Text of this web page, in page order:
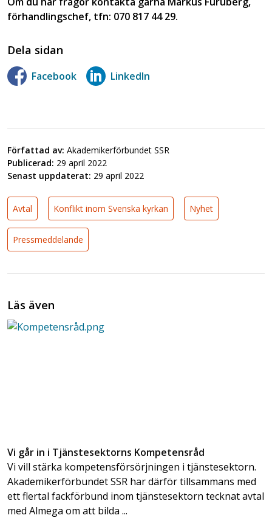
förhandlingschef, tfn: 070 817 44 29.
Dela sidan
Facebook LinkedIn
Författad av: Akademikerförbundet SSR
Publicerad: 29 april 2022
Senast uppdaterat: 29 april 2022
Avtal Konflikt inom Svenska kyrkan Nyhet
Pressmeddelande
Läs även
Vi går in i Tjänstesektorns Kompetensråd
Vi vill stärka kompetensförsörjningen i tjänstesektorn.
Akademikerförbundet SSR har därför tillsammans med
ett flertal fackförbund inom tjänstesektorn tecknat avtal
med Almega om att bilda ...